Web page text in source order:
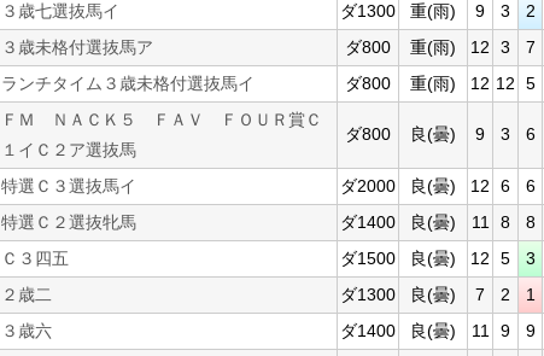
３歳七選抜馬イ ダ1300 重(雨) 9 3 2
３歳未格付選抜馬ア ダ800 重(雨) 12 3 7
ランチタイム３歳未格付選抜馬イ ダ800 重(雨) 12 12 5
ＦＭ ＮＡＣＫ５ ＦＡＶ ＦＯＵＲ賞Ｃ
１イＣ２ア選抜馬
ダ800 良(曇) 9 3 6
特選Ｃ３選抜馬イ ダ2000 良(曇) 12 6 6
特選Ｃ２選抜牝馬 ダ1400 良(曇) 11 8 8
Ｃ３四五 ダ1500 良(曇) 12 5 3
２歳二 ダ1300 良(曇) 7 2 1
３歳六 ダ1400 良(曇) 11 9 9